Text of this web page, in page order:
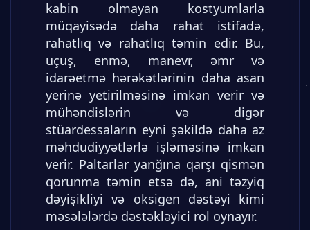
kabin olmayan kostyumlarla
müqayisədə daha rahat istifadə,
rahatlıq və rahatlıq təmin edir. Bu,
uçuş, enmə, manevr, əmr və
idarəetmə hərəkətlərinin daha asan
yerinə yetirilməsinə imkan verir və
mühəndislərin və digər
stüardessaların eyni şəkildə daha az
məhdudiyyətlərlə işləməsinə imkan
verir. Paltarlar yanğına qarşı qismən
qorunma təmin etsə də, ani təzyiq
dəyişikliyi və oksigen dəstəyi kimi
məsələlərdə dəstəkləyici rol oynayır.